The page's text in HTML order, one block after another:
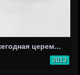
67-я ежегодная церемония вручения премии «Тони»
2013